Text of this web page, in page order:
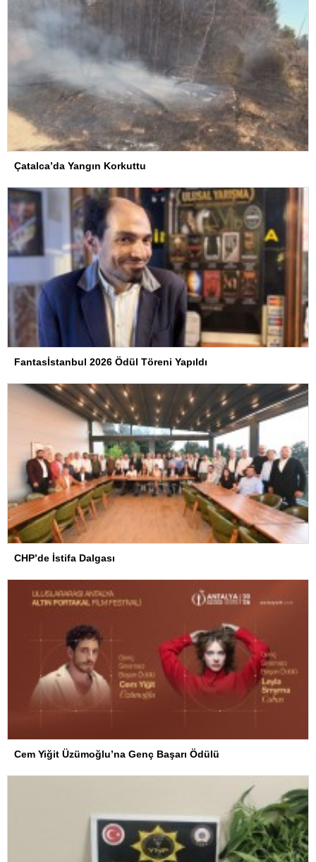
Çatalca’da Yangın Korkuttu
Fantasİstanbul 2026 Ödül Töreni Yapıldı
CHP’de İstifa Dalgası
Cem Yiğit Üzümoğlu’na Genç Başarı Ödülü